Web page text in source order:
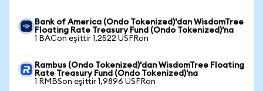
Bank of America (Ondo Tokenized)'dan WisdomTree
Floating Rate Treasury Fund (Ondo Tokenized)'na
1 BACon eşittir 1,2522 USFRon
Rambus (Ondo Tokenized)'dan WisdomTree Floating
Rate Treasury Fund (Ondo Tokenized)'na
1 RMBSon eşittir 1,9896 USFRon